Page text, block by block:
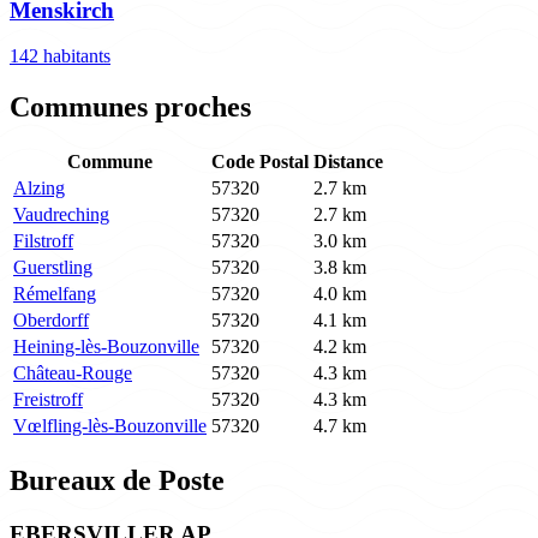
Menskirch
142 habitants
Communes proches
Commune Code Postal Distance
Alzing
57320
2.7 km
Vaudreching
57320
2.7 km
Filstroff
57320
3.0 km
Guerstling
57320
3.8 km
Rémelfang
57320
4.0 km
Oberdorff
57320
4.1 km
Heining-lès-Bouzonville
57320
4.2 km
Château-Rouge
57320
4.3 km
Freistroff
57320
4.3 km
Vœlfling-lès-Bouzonville 57320 4.7 km
Bureaux de Poste